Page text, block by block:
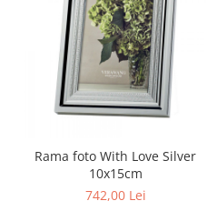
Rama foto With Love Silver
10x15cm
742,00 Lei